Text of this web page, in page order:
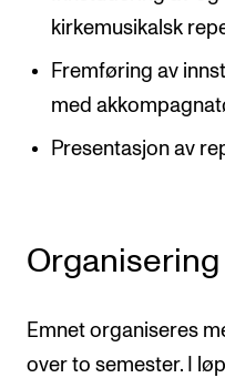
kirkemusikalsk
Fremføring av
med
Presentasjon av
Organisering
Emnet organiseres
over to semester. I